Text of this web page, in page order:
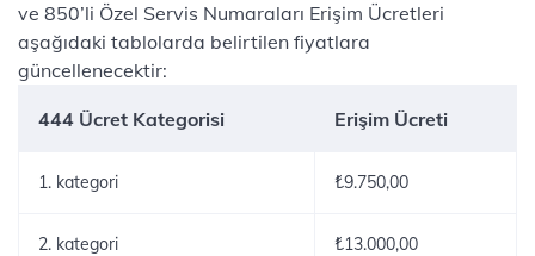
ve 850’li Özel Servis Numaraları Erişim Ücretleri
aşağıdaki tablolarda belirtilen fiyatlara
güncellenecektir:
444 Ücret Kategorisi Erişim Ücreti
1. kategori ₺9.750,00
2. kategori ₺13.000,00